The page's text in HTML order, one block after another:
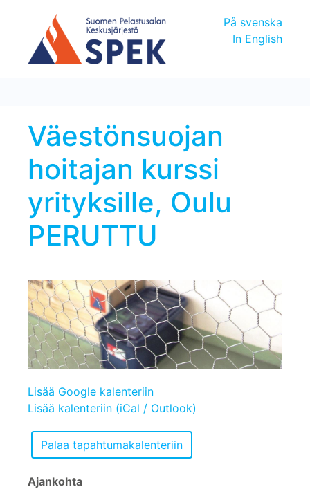
På svenska
In English
Väestönsuojan
hoitajan kurssi
yrityksille, Oulu
PERUTTU
Lisää Google kalenteriin
Lisää kalenteriin (iCal / Outlook)
Ajankohta